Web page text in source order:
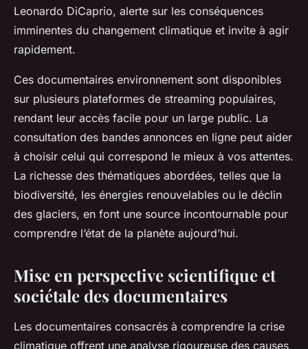
Leonardo DiCaprio, alerte sur les conséquences
imminentes du changement climatique et invite à agir
rapidement.
Ces documentaires environnement sont disponibles
sur plusieurs plateformes de streaming populaires,
rendant leur accès facile pour un large public. La
consultation des bandes annonces en ligne peut aider
à choisir celui qui correspond le mieux à vos attentes.
La richesse des thématiques abordées, telles que la
biodiversité, les énergies renouvelables ou le déclin
des glaciers, en font une source incontournable pour
comprendre l’état de la planète aujourd’hui.
Mise en perspective scientifique et
sociétale des documentaires
Les documentaires consacrés à comprendre la crise
climatique offrent une analyse rigoureuse des causes